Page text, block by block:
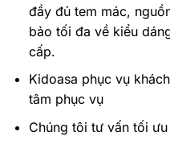
đầy đủ tem mác,
bảo tối đa về kiểu
cấp.
Kidoasa phục vụ
tâm phục vụ
Chúng tôi tư vấn tối